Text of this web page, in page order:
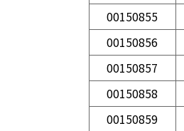
00150855
00150856
00150857
00150858
00150859